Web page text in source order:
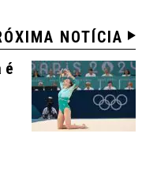
NOTÍCIA
é